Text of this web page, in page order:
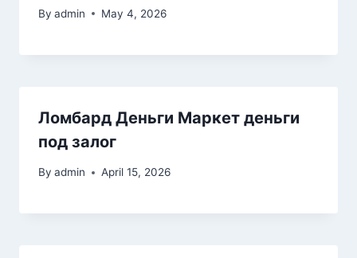
By admin May 4, 2026
Ломбард Деньги Маркет деньги
под залог
By admin April 15, 2026